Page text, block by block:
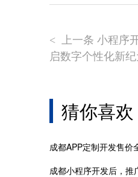
< 上一条 小程序
启数字个性化新
猜你喜欢
成都APP定制开发售价
成都小程序开发后，推